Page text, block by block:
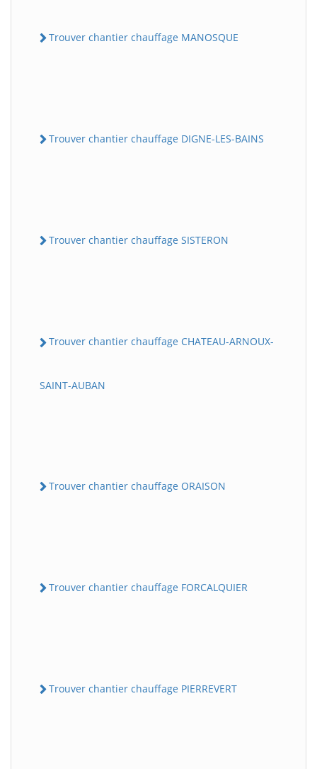
Trouver chantier chauffage MANOSQUE
Trouver chantier chauffage DIGNE-LES-BAINS
Trouver chantier chauffage SISTERON
Trouver chantier chauffage CHATEAU-ARNOUX-
SAINT-AUBAN
Trouver chantier chauffage ORAISON
Trouver chantier chauffage FORCALQUIER
Trouver chantier chauffage PIERREVERT